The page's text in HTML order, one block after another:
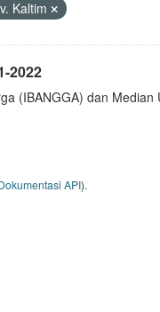
Kaltim
2022
(IBANGGA) dan
API).